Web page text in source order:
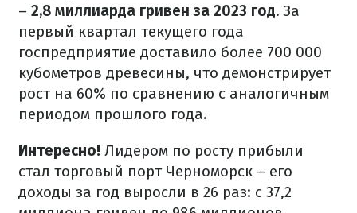
– 2,8 миллиарда гривен за 2023 год. За
первый квартал текущего года
госпредприятие доставило более 700 000
кубометров древесины, что демонстрирует
рост на 60% по сравнению с аналогичным
периодом прошлого года.
Интересно! Лидером по росту прибыли
стал торговый порт Черноморск – его
доходы за год выросли в 26 раз: с 37,2